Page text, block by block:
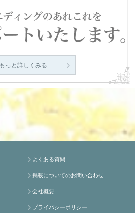
もっと詳しくみる
よくある質問
掲載についてのお問い合わせ
会社概要
プライバシーポリシー